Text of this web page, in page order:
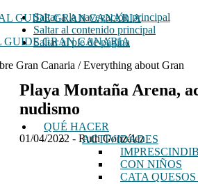
Saltar a la navegación principal
Saltar al contenido principal
Saltar al pie de página
GUIDE GRAN CANARIA
Gran Canaria / Everything about Gran
QUÉ HACER
ACTIVIDADES
CON NIÑOS
CATA
Playa Montaña Arena,
nudismo
01/04/2022 - Ruth González